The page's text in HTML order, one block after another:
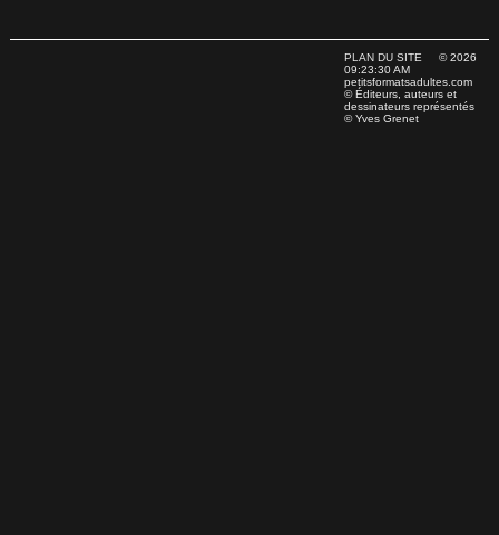
PLAN DU SITE © 2026
09:23:30 AM
petitsformatsadultes.com
© Éditeurs, auteurs et
dessinateurs représentés
© Yves Grenet